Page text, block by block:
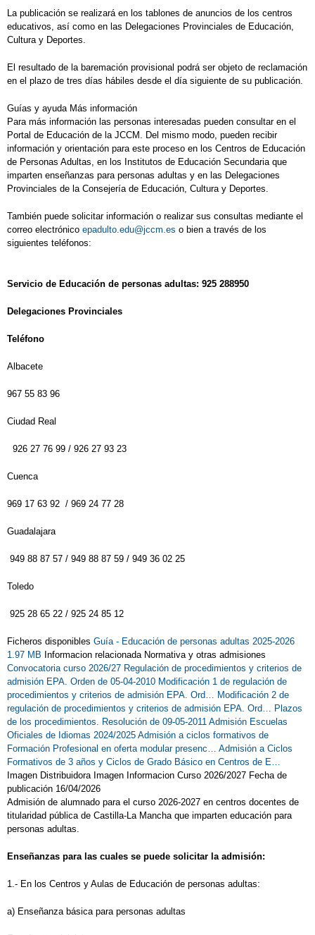
La publicación se realizará en los tablones de anuncios de los centros
educativos, así como en las Delegaciones Provinciales de Educación,
Cultura y Deportes.
El resultado de la baremación provisional podrá ser objeto de reclamación
en el plazo de tres días hábiles desde el día siguiente de su publicación.
Guías y ayuda Más información
Para más información las personas interesadas pueden consultar en el
Portal de Educación de la JCCM. Del mismo modo, pueden recibir
información y orientación para este proceso en los Centros de Educación
de Personas Adultas, en los Institutos de Educación Secundaria que
imparten enseñanzas para personas adultas y en las Delegaciones
Provinciales de la Consejería de Educación, Cultura y Deportes.
También puede solicitar información o realizar sus consultas mediante el
correo electrónico epadulto.edu@jccm.es o bien a través de los
siguientes teléfonos:
Servicio de Educación de personas adultas: 925 288950
Delegaciones Provinciales
Teléfono
Albacete
967 55 83 96
Ciudad Real
926 27 76 99 / 926 27 93 23
Cuenca
969 17 63 92 / 969 24 77 28
Guadalajara
949 88 87 57 / 949 88 87 59 / 949 36 02 25
Toledo
925 28 65 22 / 925 24 85 12
Ficheros disponibles Guía - Educación de personas adultas 2025-2026
1.97 MB Informacion relacionada Normativa y otras admisiones
Convocatoria curso 2026/27 Regulación de procedimientos y criterios de
admisión EPA. Orden de 05-04-2010 Modificación 1 de regulación de
procedimientos y criterios de admisión EPA. Ord…
Modificación 2 de
regulación de procedimientos y criterios de admisión EPA. Ord…
Plazos
de los procedimientos. Resolución de 09-05-2011 Admisión Escuelas
Oficiales de Idiomas 2024/2025 Admisión a ciclos formativos de
Formación Profesional en oferta modular presenc…
Admisión a Ciclos
Formativos de 3 años y Ciclos de Grado Básico en Centros de E…
Imagen Distribuidora Imagen Informacion Curso 2026/2027 Fecha de
publicación 16/04/2026
Admisión de alumnado para el curso 2026-2027 en centros docentes de
titularidad pública de Castilla-La Mancha que imparten educación para
personas adultas.
Enseñanzas para las cuales se puede solicitar la admisión:
1.- En los Centros y Aulas de Educación de personas adultas:
a) Enseñanza básica para personas adultas